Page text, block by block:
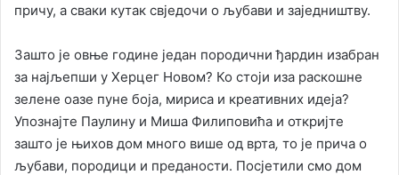
причу, а сваки кутак свједочи о љубави и заједништву.
Зашто је овње године један породични ђардин изабран
за најљепши у Херцег Новом? Ко стоји иза раскошне
зелене оазе пуне боја, мириса и креативних идеја?
Упознајте Паулину и Миша Филиповића и откријте
зашто је њихов дом много више од врта, то је прича о
љубави, породици и преданости. Посјетили смо дом